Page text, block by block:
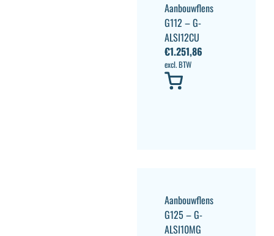
Aanbouwflens
G112 – G-
ALSI12CU
€1.251,86
excl. BTW
Aanbouwflens
G125 – G-
ALSI10MG